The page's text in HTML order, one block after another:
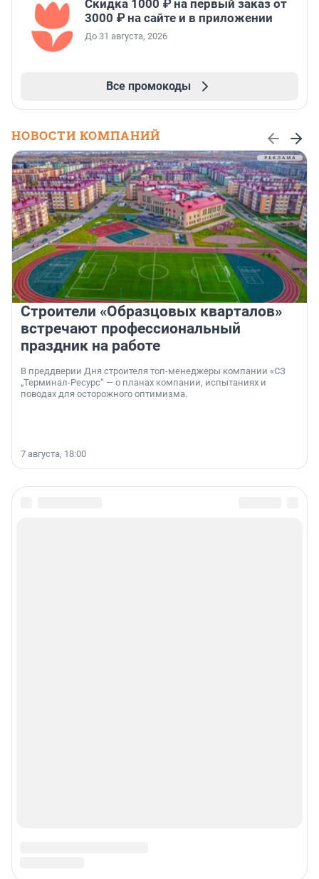
Скидка 1000 ₽ на первый заказ от
3000 ₽ на сайте и в приложении
До 31 августа, 2026
Все промокоды
НОВОСТИ КОМПАНИЙ
Строители «Образцовых кварталов»
встречают профессиональный
праздник на работе
В преддверии Дня строителя топ-менеджеры компании «СЗ
„Терминал-Ресурс“ — о планах компании, испытаниях и
поводах для осторожного оптимизма.
7 августа, 18:00